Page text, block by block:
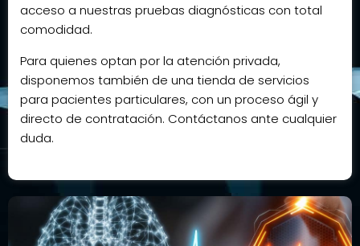
acceso a nuestras pruebas diagnósticas con total
comodidad.
Para quienes optan por la atención privada,
disponemos también de una tienda de servicios
para pacientes particulares, con un proceso ágil y
directo de contratación. Contáctanos ante cualquier
duda.